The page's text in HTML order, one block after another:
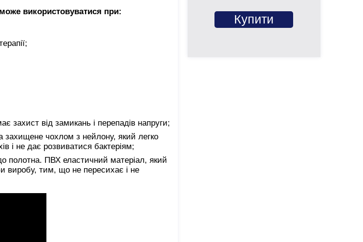
може використовуватися при:
захист від замикань і перепадів напруги;
захищене чохлом з нейлону, який легко
і не дає розвиватися бактеріям;
полотна. ПВХ еластичний матеріал, який
виробу, тим, що не пересихає і не
Купити